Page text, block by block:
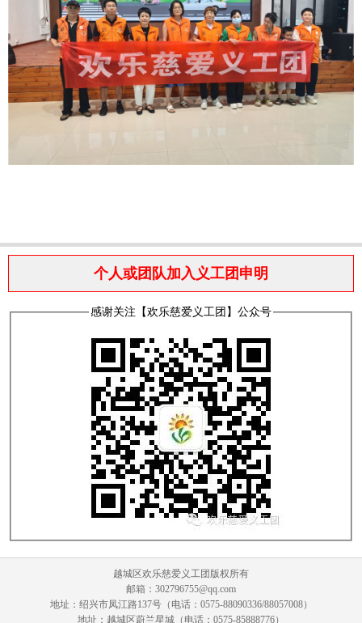
个人或团队加入义工团申明
感谢关注【欢乐慈爱义工团】公众号
越城区欢乐慈爱义工团版权所有
邮箱：302796755@qq.com
地址：绍兴市凤江路137号（电话：0575-88090336/88057008）
地址：越城区蔚兰星城（电话：0575-85888776）